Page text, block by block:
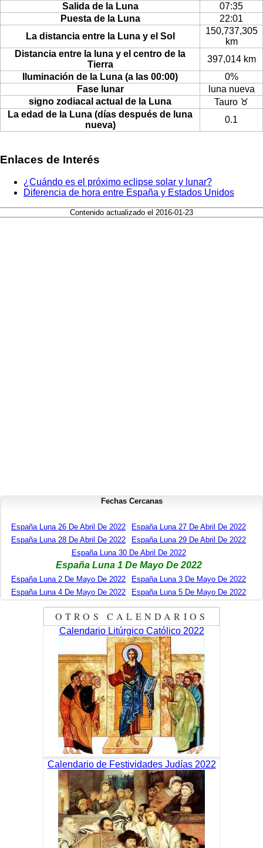
Salida de la Luna
07:35
Puesta de la Luna
22:01
La distancia entre la Luna y el Sol
150,737,305
km
Distancia entre la luna y el centro de la
Tierra
397,014 km
Iluminación de la Luna (a las 00:00)
0%
Fase lunar
luna nueva
signo zodiacal actual de la Luna
Tauro ♉
La edad de la Luna (días después de luna
nueva)
0.1
Enlaces de Interés
¿Cuándo es el próximo eclipse solar y lunar?
Diferencia de hora entre España y Estados Unidos
Contenido actualizado el 2016-01-23
Fechas Cercanas
España Luna 26 De Abril De 2022
España Luna 27 De Abril De 2022
España Luna 28 De Abril De 2022
España Luna 29 De Abril De 2022
España Luna 30 De Abril De 2022
España Luna 1 De Mayo De 2022
España Luna 2 De Mayo De 2022
España Luna 3 De Mayo De 2022
España Luna 4 De Mayo De 2022
España Luna 5 De Mayo De 2022
OTROS CALENDARIOS
Calendario Litúrgico Católico 2022
Calendario de Festividades Judías 2022